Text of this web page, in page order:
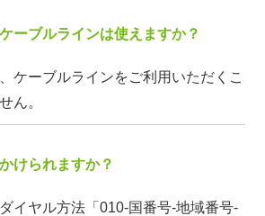
ーブルラインは使えますか？
ケーブルラインをご利用いただくこ
ん。
けられますか？
イヤル方法「010-国番号-地域番号-